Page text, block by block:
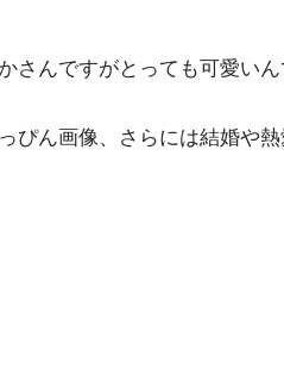
さんですがとっても可愛いん
ぴん画像、さらには結婚や